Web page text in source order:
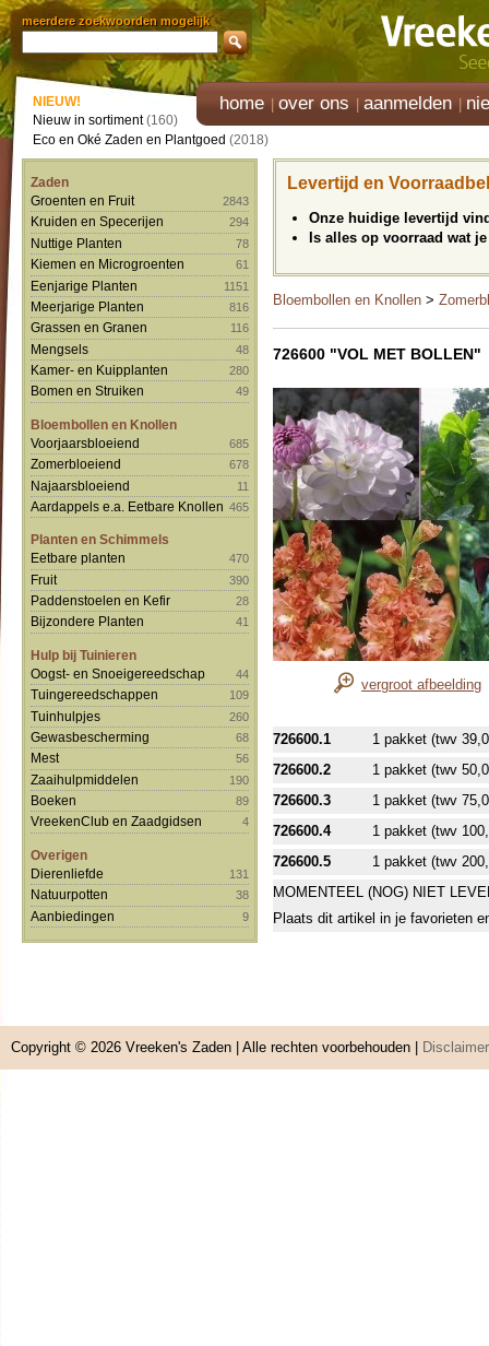
meerdere zoekwoorden mogelijk
home over ons aanmelden
NIEUW!
Nieuw in sortiment(160)
Eco en Oké Zaden en Plantgoed (2018)
Zaden
Groenten en Fruit
2843
Kruiden en Specerijen 294
Nuttige Planten 78
Kiemen en Microgroenten 61
Eenjarige Planten 1151
Meerjarige Planten 816
Grassen en Granen 116
Mengsels 48
Kamer- en Kuipplanten 280
Bomen en Struiken 49
Bloembollen en Knollen
Voorjaarsbloeiend
685
Zomerbloeiend 678
Najaarsbloeiend 11
Aardappels e.a. Eetbare Knollen 465
Planten en Schimmels
Eetbare planten
470
Fruit 390
Paddenstoelen en Kefir 28
Bijzondere Planten 41
Hulp bij Tuinieren
Oogst- en Snoeigereedschap
44
Tuingereedschappen 109
Tuinhulpjes 260
Gewasbescherming 68
Mest 56
Zaaihulpmiddelen 190
Boeken 89
VreekenClub en Zaadgidsen 4
Overigen
Dierenliefde
131
Natuurpotten 38
Aanbiedingen 9
Levertijd en
Onze huidige levertijd
Is alles op voorraad wat
Bloembollen en Knollen >
726600 "VOL MET BOLLEN"
vergroot afbeelding
726600.1
1 pakket (twv
726600.2
1 pakket (twv
726600.3
1 pakket (twv
726600.4
1 pakket (twv
726600.5
1 pakket (twv
MOMENTEEL (NOG) NIET
Plaats dit artikel in je favorieten
Copyright © 2026 Vreeken's Zaden | Alle rechten voorbehouden | Disclaimer